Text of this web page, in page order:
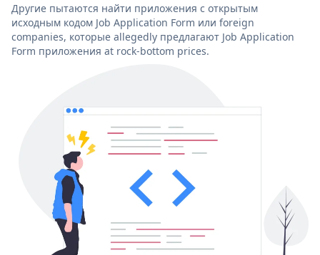
Другие пытаются найти приложения с открытым
исходным кодом Job Application Form или foreign
companies, которые allegedly предлагают Job Application
Form приложения at rock-bottom prices.